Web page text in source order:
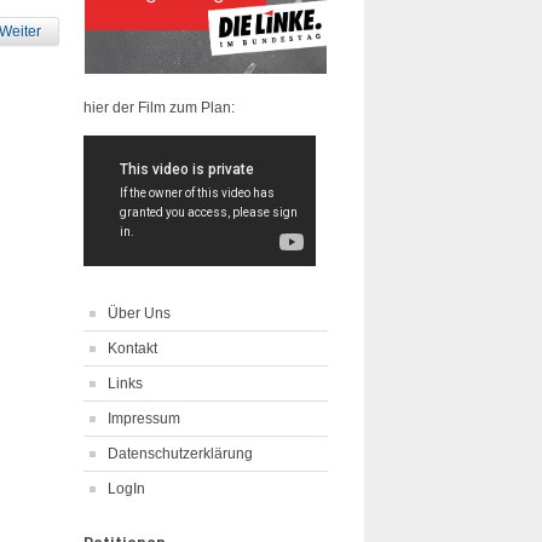
Weiter
hier der Film zum Plan:
Über Uns
Kontakt
Links
Impressum
Datenschutzerklärung
LogIn